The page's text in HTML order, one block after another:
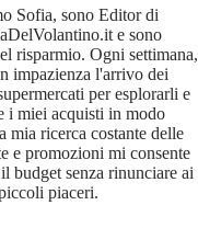
Sofia, sono Editor di
e sono
risparmio. Ogni settimana,
impazienza l'arrivo dei
per esplorarli e
i miei acquisti in modo
mia ricerca costante delle
e promozioni mi consente
budget senza rinunciare ai
piaceri.